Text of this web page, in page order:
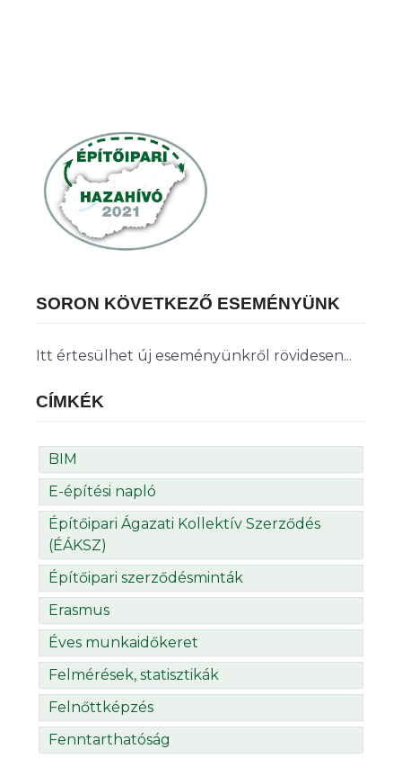
SORON KÖVETKEZŐ ESEMÉNYÜNK
Itt értesülhet új eseményünkről rövidesen...
CÍMKÉK
BIM
E-építési napló
Építőipari Ágazati Kollektív Szerződés
(ÉÁKSZ)
Építőipari szerződésminták
Erasmus
Éves munkaidőkeret
Felmérések, statisztikák
Felnőttképzés
Fenntarthatóság